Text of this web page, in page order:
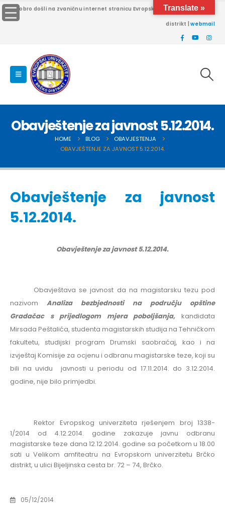
Dobro došli na zvaničnu internet stranicu Evropskog univerziteta Brčko
distrikt |webmail
Obavještenje za javnost 5.12.2014.
HOME BLOG
OBAVJESTENJA
OBAVJEŠTENJE ZA JAVNOST 5.12.2014.
Obavještenje za javnost
5.12.2014.
Obavještenje za javnost 5.12.2014.
Obavještava se javnost da na magistarsku tezu pod
nazivom Analiza bezbjednosti na području opštine
Gradačac s prijedlogom mjera poboljšanja, kandidata
Mirsada Peštalića, studenta magistarskih studija na Tehničkom
fakultetu, studijski program Drumski saobraćaj, kao i na
izvještaj Komisije za ocjenu i odbranu magistarske teze, koji su
bili na uvidu javnosti u periodu od 17.11.2014. do 3.12.2014.
godine, nije bilo primjedbi.
Rektor Evropskog univerziteta rješenjem broj 1338-
1/2014 od 4.12.2014. godine zakazuje javnu odbranu
magistarske teze dana12.12.2014. godine sa početkom u 18.00
sati u Velikom amfiteatru na Evropskom univerzitetu Brčko
distrikt, u ulici Bijeljinska cesta br. 72 – 74, Brčko.
05/12/2014
Translate »